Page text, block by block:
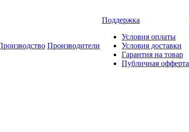
Производители
Поддержка
Условия оплаты
Условия доставки
Гарантия на товар
Публичная офферта